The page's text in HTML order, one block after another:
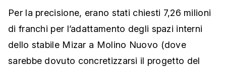
Per la precisione, erano stati chiesti 7,26 milioni
di franchi per l’adattamento degli spazi interni
dello stabile Mizar a Molino Nuovo (dove
sarebbe dovuto concretizzarsi il progetto del